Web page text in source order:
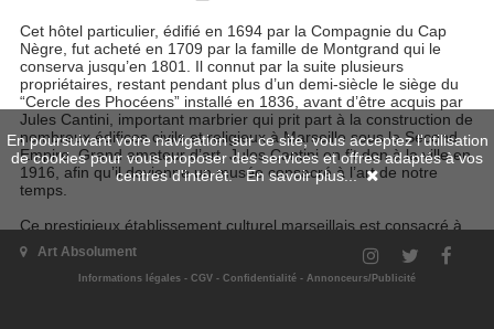
Cet hôtel particulier, édifié en 1694 par la Compagnie du Cap
Nègre, fut acheté en 1709 par la famille de Montgrand qui le
conserva jusqu’en 1801. Il connut par la suite plusieurs
propriétaires, restant pendant plus d’un demi-siècle le siège du
“Cercle des Phocéens” installé en 1836, avant d’être acquis par
Jules Cantini, important marbrier qui prit part à la construction de
nombreux édifices civils et religieux à Marseille sous le Second
Empire. Grand amateur d’art, Jules Cantini en fit don à la ville en
1916, afin qu’il devienne un musée consacré à l’art de notre
temps.
Ce prestigieux établissement culturel marseillais est consacré à
la période dite « moderne » du vingtième siècle, laquelle s’étend
entre 1900 et les années 1960.
La politique d'acquisition, accompagnée par d"importants dépôts
Art Absolument
Informations légales - CGV - Confidentialité - Annonceurs/Publicité
En poursuivant votre navigation sur ce site, vous acceptez l'utilisation
de cookies pour vous proposer des services et offres adaptés à vos
centres d'intérêt.En savoir plus...